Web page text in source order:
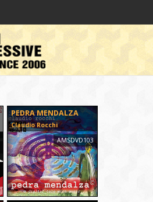
PEDRA MENDALZA
Claudio Rocchi
AMSDVD103